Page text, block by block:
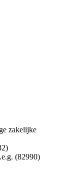
zakelijke
(82990)